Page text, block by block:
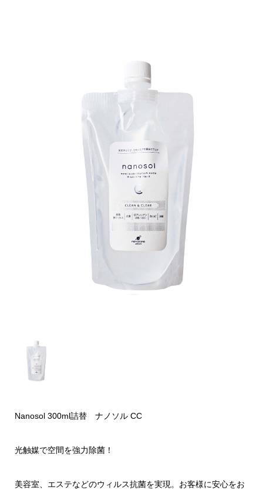
Nanosol 300ml詰替 ナノソル CC
光触媒で空間を強力除菌！
美容室、エステなどのウィルス抗菌を実現。お客様に安心をお